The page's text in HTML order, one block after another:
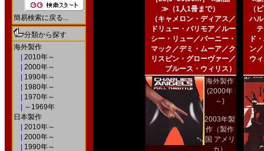
簡易検索に戻る...
分類から探す
海外製作
2010年～
2000年～
1990年～
1980年～
1970年～
～1969年
日本製作
2010年～
2000年～
1990年～
≫（1人1冊まで）
（キャメロン・ディアス／
ドリュー・バリモア／ルー
シー・リュー／バーニー・
マック／デミ・ムーア／ク
リスピン・グローヴァー／
ブルース・ウィリス）
海外製作
(2000年
～)
2003年製
作（製作
国 アメリ
カ）
（
ハ
ド
ン
ウ